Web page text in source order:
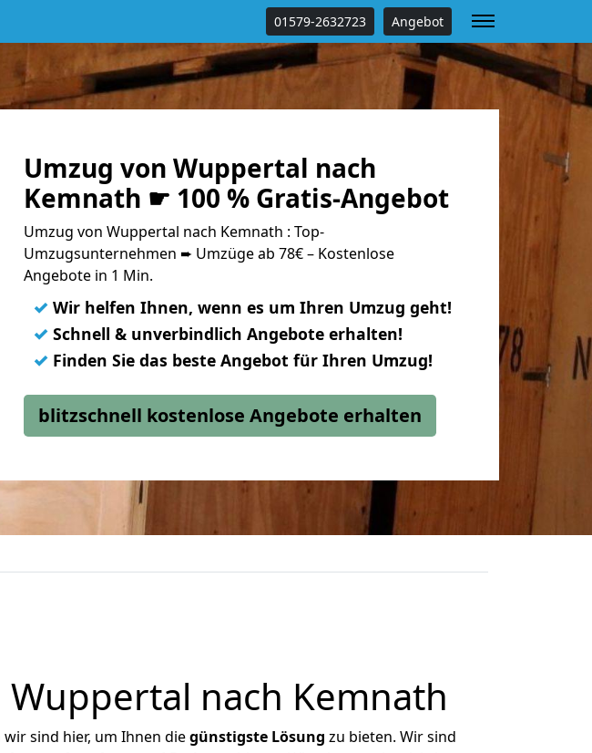
01579-2632723 Angebot
Umzug von Wuppertal nach
Kemnath ☛ 100 % Gratis-Angebot
Umzug von Wuppertal nach Kemnath : Top-
Umzugsunternehmen ➨ Umzüge ab 78€ – Kostenlose
Angebote in 1 Min.
✓ Wir helfen Ihnen, wenn es um Ihren Umzug geht!
✓ Schnell & unverbindlich Angebote erhalten!
✓ Finden Sie das beste Angebot für Ihren Umzug!
blitzschnell kostenlose Angebote erhalten
nach Kemnath
sind hier, um Ihnen diegünstigste Lösung zu bieten. Wir sind